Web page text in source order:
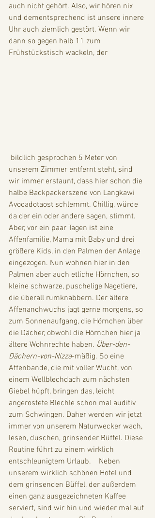
auch nicht gehört. Also, wir hören nix
und dementsprechend ist unsere innere
Uhr auch ziemlich gestört. Wenn wir
dann so gegen halb 11 zum
Frühstückstisch wackeln, der
unserem Zimmer entfernt steht, sind
wir immer erstaunt, dass hier schon die
halbe Backpackerszene von Langkawi
Avocadotaost schlemmt. Chillig, würde
da der ein oder andere sagen, stimmt.
Aber, vor ein paar Tagen ist eine
Affenfamilie, Mama mit Baby und drei
größere Kids, in den Palmen der Anlage
eingezogen. Nun wohnen hier in den
Palmen aber auch etliche Hörnchen, so
kleine schwarze, puschelige Nagetiere,
die überall rumknabbern. Der ältere
Affenanchwuchs jagt gerne morgens, so
zum Sonnenaufgang, die Hörnchen über
die Dächer, obwohl die Hörnchen hier ja
ältere Wohnrechte haben. Über-den-
Dächern-von-Nizza-mäßig. So eine
Affenbande, die mit voller Wucht, von
einem Wellblechdach zum nächsten
Giebel hüpft, bringen das, leicht
angerostete Blechle schon mal auditiv
zum Schwingen. Daher werden wir jetzt
immer von unserem Naturwecker wach,
lesen, duschen, grinsender Büffel. Diese
Routine führt zu einem wirklich
entschleunigtem Urlaub.    Neben
unserem wirklich schönen Hotel und
dem grinsenden Büffel, der außerdem
einen ganz ausgezeichneten Kaffee
serviert, sind wir hin und wieder mal auf